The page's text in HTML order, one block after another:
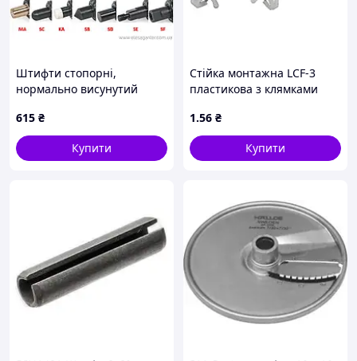
Штифти стопорні,
нормально висунутий
наконечники GN 81700-8-
12-C-SC-ST
615 ₴
Купити
Стійка монтажна LCF-3
пластикова з клямками
1.56 ₴
Купити